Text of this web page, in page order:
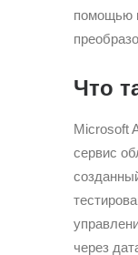
помощью
Что
Microsoft
сервис
через